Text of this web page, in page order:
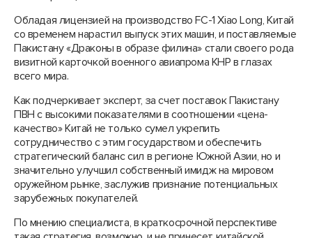
Обладая лицензией на производство FC-1 Xiao Long, Китай
со временем нарастил выпуск этих машин, и поставляемые
Пакистану «Драконы в образе филина» стали своего рода
визитной карточкой военного авиапрома КНР в глазах
всего мира.
Как подчеркивает эксперт, за счет поставок Пакистану
ПВН с высокими показателями в соотношении «цена-
качество» Китай не только сумел укрепить
сотрудничество с этим государством и обеспечить
стратегический баланс сил в регионе Южной Азии, но и
значительно улучшил собственный имидж на мировом
оружейном рынке, заслужив признание потенциальных
зарубежных покупателей.
По мнению специалиста, в краткосрочной перспективе